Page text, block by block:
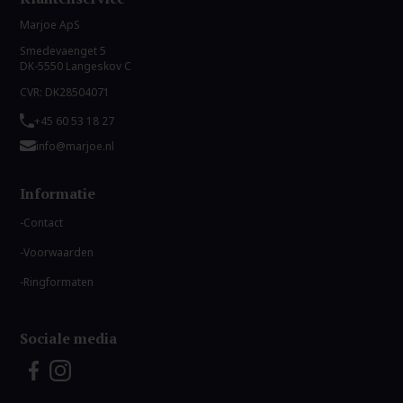
Marjoe ApS
Smedevaenget 5
DK-5550 Langeskov C
CVR: DK28504071
+45 60 53 18 27
info@marjoe.nl
Informatie
Contact
Voorwaarden
Ringformaten
Sociale media